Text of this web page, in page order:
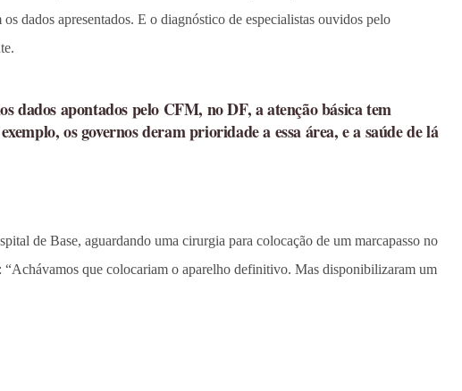
dados apresentados. E o diagnóstico de especialistas ouvidos pelo
dados apontados pelo CFM, no DF, a atenção básica tem
os governos deram prioridade a essa área, e a saúde de lá
de Base, aguardando uma cirurgia para colocação de um marcapasso no
que colocariam o aparelho definitivo. Mas disponibilizaram um